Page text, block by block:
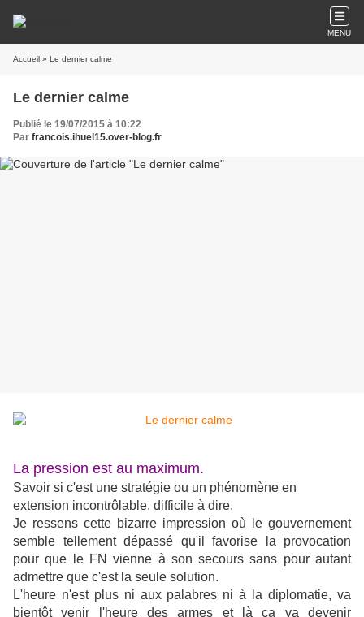
MENU
Accueil » Le dernier calme
Le dernier calme
Publié le 19/07/2015 à 10:22
Par francois.ihuel15.over-blog.fr
La pression est au maximum.
Savoir si c'est une stratégie ou un phénomène en
extension incontrôlable, difficile à dire.
Je ressens cette bizarre impression où le gouvernement
semble tellement dépassé qu'il favorise la provocation
pour que le FN vienne à son secours sans pour autant
admettre que c'est la seule solution.
L'heure n'est plus ni aux palabres ni à la diplomatie, va
bientôt venir l'heure des armes et là ça va devenir